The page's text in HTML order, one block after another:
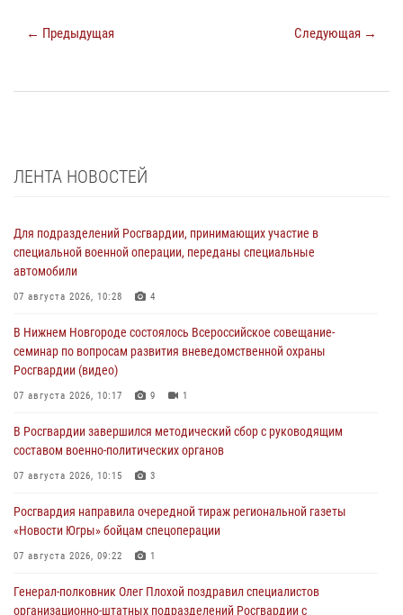
← Предыдущая Следующая →
ЛЕНТА НОВОСТЕЙ
Для подразделений Росгвардии, принимающих участие в
специальной военной операции, переданы специальные
автомобили
07 августа 2026, 10:28 4
В Нижнем Новгороде состоялось Всероссийское совещание-
семинар по вопросам развития вневедомственной охраны
Росгвардии (видео)
07 августа 2026, 10:17 9 1
В Росгвардии завершился методический сбор с руководящим
составом военно-политических органов
07 августа 2026, 10:15 3
Росгвардия направила очередной тираж региональной газеты
«Новости Югры» бойцам спецоперации
07 августа 2026, 09:22 1
Генерал-полковник Олег Плохой поздравил специалистов
организационно-штатных подразделений Росгвардии с